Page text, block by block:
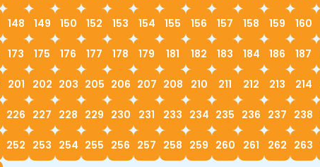
148 149 150 152 153 154 155 156 157 158 159 160
173 175 176 177 178 179 181 182 183 184 186 187
201 202 203 205 206 207 208 210 211 212 213 214
226 227 228 229 230 231 233 234 235 236 237 238
252 253 254 255 256 257 258 259 260 261 262 263